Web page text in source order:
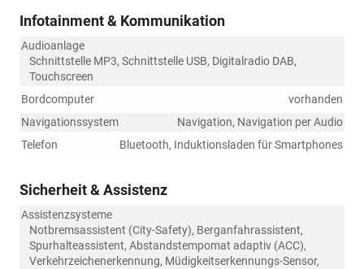
Infotainment & Kommunikation
Audioanlage
Schnittstelle MP3, Schnittstelle USB, Digitalradio DAB,
Touchscreen
Bordcomputer
vorhanden
Navigationssystem
Navigation, Navigation per Audio
Telefon
Bluetooth, Induktionsladen für Smartphones
Sicherheit & Assistenz
Assistenzsysteme
Notbremsassistent (City-Safety), Berganfahrassistent,
Spurhalteassistent, Abstandstempomat adaptiv (ACC),
Verkehrzeichenerkennung, Müdigkeitserkennungs-Sensor,